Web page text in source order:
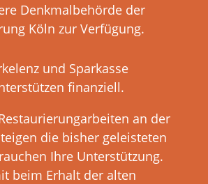
Denkmalbehörde der
Köln zur Verfügung.
und Sparkasse
finanziell.
an der
die bisher geleisteten
Ihre Unterstützung.
beim Erhalt der alten